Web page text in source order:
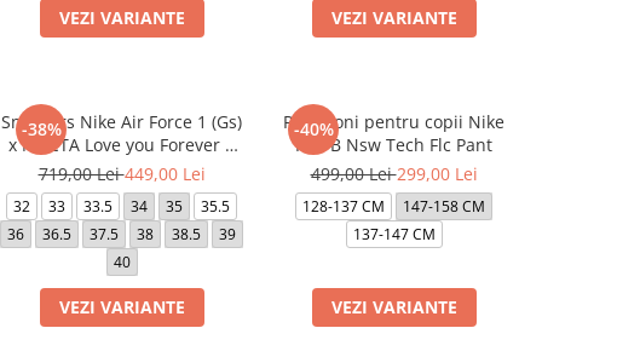
VEZI VARIANTE VEZI VARIANTE
-38%
Sneakers Nike Air Force 1 (Gs)
x NOCTA Love you Forever X
Drake
719,00 Lei449,00 Lei
32 33 33.5 34 35
35.5
36
36.5 37.5 38 38.5
39
40
VEZI VARIANTE
-40%
Pantaloni pentru copii Nike
FCB B Nsw Tech Flc Pant
499,00 Lei299,00 Lei
128-137 CM
147-158 CM
137-147 CM
VEZI VARIANTE